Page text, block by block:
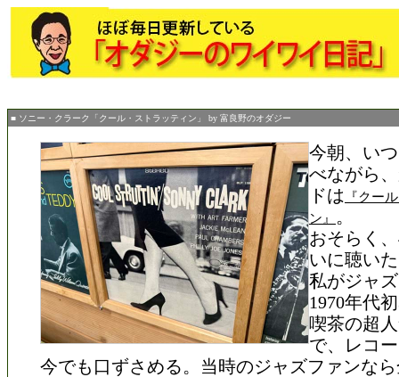
■ ソニー・クラーク「クール・ストラッティン」 by 富良野のオダジー
今朝、い
べながら
ドは
『クー
ン』
。
おそらく
いに聴い
私がジャ
1970年代
喫茶の超
で、レコ
今でも口ずさめる。当時のジャズファンな